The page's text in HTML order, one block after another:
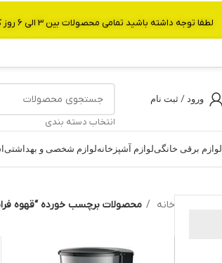
ورود / ثبت نام
انتخاب دسته بندی
لوازم برقی خانگیلوازم آشپزخانهلوازم شخصی و بهداشتی
خانه محصولات برچسب خورده “قهوه
لطفا توجه داشته باشید تمامی محصولات بین 3 الی 6 روز کاری تحویل پست داده میشود.با تشکر از صبر و شکیبایی شما.شماره تماس:09907750029